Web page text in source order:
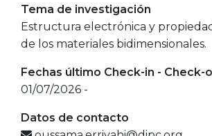
Tema de investigación
Estructura electrónica y
de los materiales bidimensionales.
Fechas último Check-in - Check-
01/07/2026 -
Datos de contacto